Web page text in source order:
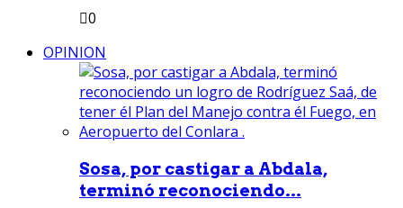
0
OPINION
Sosa, por castigar a Abdala,
terminó reconociendo...